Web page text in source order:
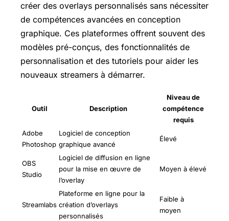
créer des overlays personnalisés sans nécessiter
de compétences avancées en conception
graphique. Ces plateformes offrent souvent des
modèles pré-conçus, des fonctionnalités de
personnalisation et des tutoriels pour aider les
nouveaux streamers à démarrer.
Outil Description
Niveau de
compétence
requis
Adobe
Photoshop
Logiciel de conception
graphique avancé
Élevé
OBS
Studio
Logiciel de diffusion en ligne
pour la mise en œuvre de
l’overlay
Moyen à élevé
Streamlabs
Plateforme en ligne pour la
création d’overlays
personnalisés
Faible à
moyen